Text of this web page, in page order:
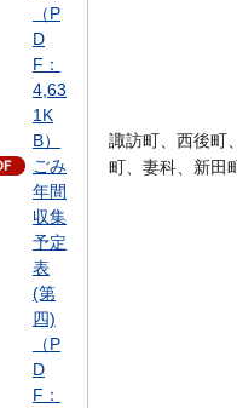
（P
D
F：
4,63
1K
B）
ごみ
年間
収集
予定
表
(第
四)
（P
D
F：
諏訪町、西後町
町、妻科、新田